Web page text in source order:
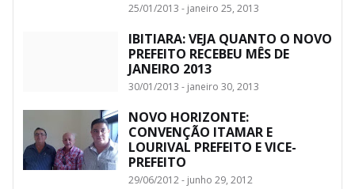
25/01/2013 - janeiro 25, 2013
IBITIARA: VEJA QUANTO O NOVO
PREFEITO RECEBEU MÊS DE
JANEIRO 2013
30/01/2013 - janeiro 30, 2013
NOVO HORIZONTE:
CONVENÇÃO ITAMAR E
LOURIVAL PREFEITO E VICE-
PREFEITO
29/06/2012 - junho 29, 2012